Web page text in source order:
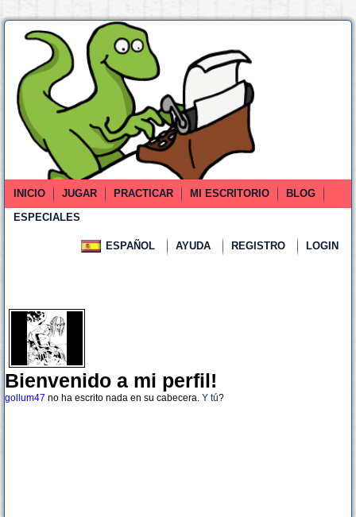
INICIO JUGAR PRACTICAR MI ESCRITORIO
BLOG
ESPECIALES
ESPAÑOL AYUDA REGISTRO LOGIN
Bienvenido a mi perfil!
gollum47 no ha escrito nada en su cabecera. Y tú?